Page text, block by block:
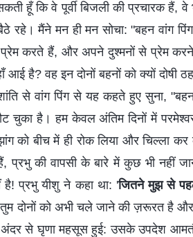
हूँ कि वे पूर्वी बिजली की प्रचारक हैं, वे
रहे। मैंने मन ही मन सोचा: "बहन वांग
करते हैं, और अपने दुश्मनों से प्रेम
है? वह इन दोनों बहनों को क्यों दोषी
से वांग पिंग से यह कहते हुए सुना,
चुका है। हम केवल अंतिम दिनों में
को बीच में ही रोक लिया और चिल्ला
प्रभु की वापसी के बारे में कुछ भी नहीं
प्रभु यीशु ने कहा था: 'जितने मुझ से
दोनों को अभी चले जाने की ज़रूरत है
से घृणा महसूस हुई: उसके उपदेश